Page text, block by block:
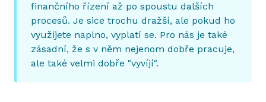
finančního řízení až po spoustu dalších
procesů. Je sice trochu dražší, ale pokud ho
využijete naplno, vyplatí se. Pro nás je také
zásadní, že s v něm nejenom dobře pracuje,
ale také velmi dobře "vyvíjí".